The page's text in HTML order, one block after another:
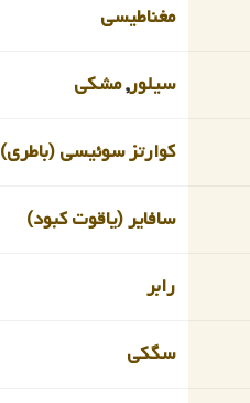
مغناطیسی
سیلور,مشکی
کوارتز سوئیسی (باطری)
سافایر (یاقوت کبود)
رابر
سگکی